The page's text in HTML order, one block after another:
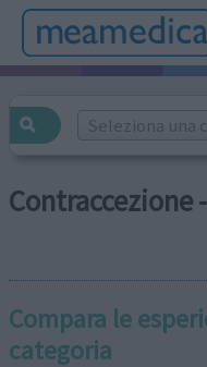
Seleziona una
Contraccezione
Compara le
categoria